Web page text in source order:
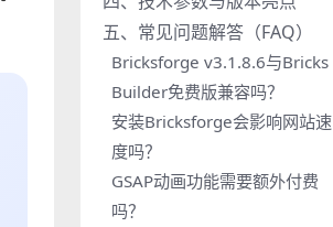
五、常见问题解答（FAQ）
Bricksforge v3.1.8.6与Bricks
Builder免费版兼容吗？
安装Bricksforge会影响网站速
度吗？
GSAP动画功能需要额外付费
吗？